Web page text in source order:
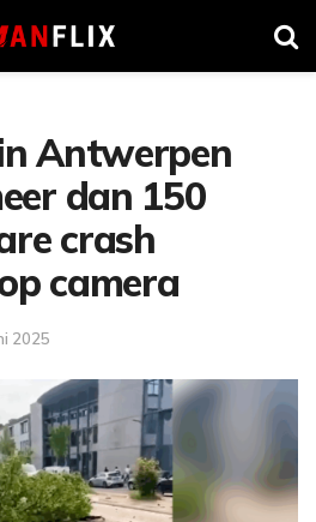
Antwerpen
dan 150
crash
camera
2025